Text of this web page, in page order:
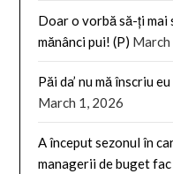
Doar o vorbă să-ți mai
mănânci pui! (P)
Păi da’ nu mă înscriu
March 1, 2026
A început sezonul în
managerii de buget